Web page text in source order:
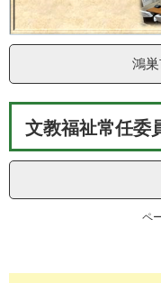
へ
鴻
文教福祉常任委
ペ